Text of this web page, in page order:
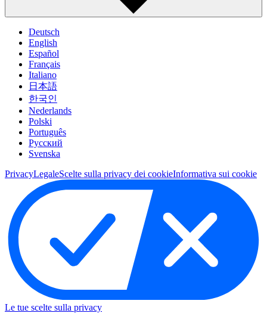
Deutsch
English
Español
Français
Italiano
日本語
한국인
Nederlands
Polski
Português
Pусский
Svenska
PrivacyLegaleScelte sulla privacy dei cookieInformativa sui cookie
Le tue scelte sulla privacy